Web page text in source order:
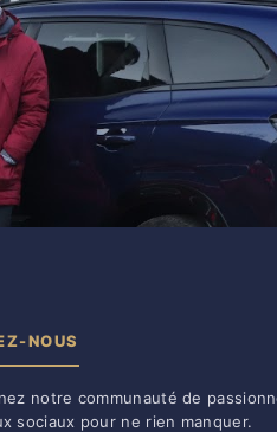
NOUS
notre communauté de
sociaux pour ne rien manquer.